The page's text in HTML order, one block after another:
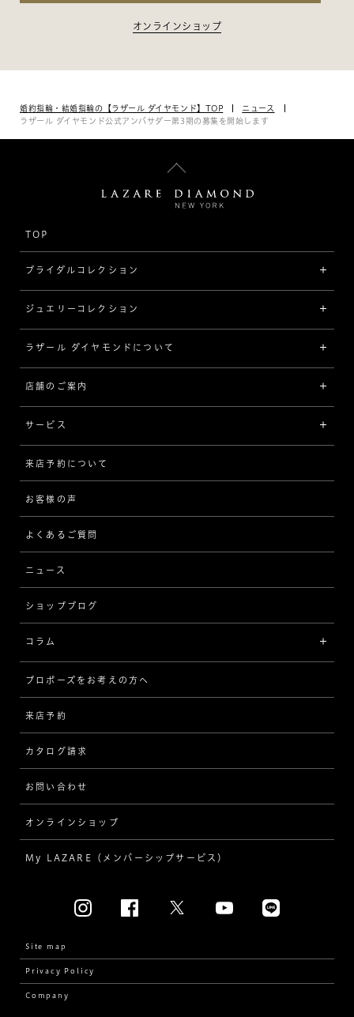
オンラインショップ
婚約指輪・結婚指輪の【ラザール ダイヤモンド】TOP
ニュース
ラザール ダイヤモンド公式アンバサダー第3期の募集を開始します
TOP
ブライダルコレクション
婚約指輪（エンゲージリング）
[素材から選ぶ]
プラチナ
イエローゴールド
コンビネーション
[フォルムから選ぶ]
ストレート
ウェーブ
V字
[セッテイングから選ぶ]
ソリテール
ワンサイドメレ
ダブルサイドメレ
ラインメレ
人気の婚約指輪
結婚指輪（マリッジリング）
[素材から選ぶ]
イエローゴールド
ジュエリーコレクション
ジュエリーコレクショントップ
ジュエリー一覧
リング
ネックレス/ペンダント
ピアス/イヤリング
ブレスレット
ラザール ダイヤモンドについて
ラザール ダイヤモンドについて
品質
歴史
企業の取り組み
店舗のご案内
サービス
サービスについて
アフターサービス
MESSAGE IN DIAMOND
品質保証
ブライダルアイテム
来店予約について
お客様の声
よくあるご質問
ニュース
ショップブログ
コラム
インタビュー
指輪
ダイヤモンド
プロポーズ
結婚式
プロポーズをお考えの方へ
来店予約
カタログ請求
お問い合わせ
オンラインショップ
My LAZARE（メンバーシップサービス）
Site map
Privacy Policy
Company